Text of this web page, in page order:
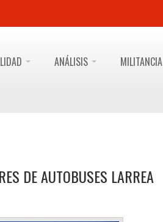
ANÁLISIS MILITANCIA
DE AUTOBUSES LARREA